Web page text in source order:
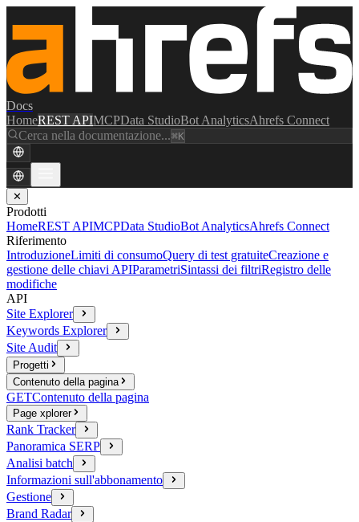
Docs
HomeREST APIMCPData StudioBot AnalyticsAhrefs Connect
Cerca nella documentazione...⌘K
✕
Prodotti
HomeREST APIMCPData StudioBot AnalyticsAhrefs Connect
Riferimento
IntroduzioneLimiti di consumoQuery di test gratuiteCreazione e
gestione delle chiavi APIParametriSintassi dei filtriRegistro delle
modifiche
API
Site Explorer
Keywords Explorer
Site Audit
Progetti
Contenuto della pagina
GETContenuto della pagina
Page xplorer
Rank Tracker
Panoramica SERP
Analisi batch
Informazioni sull'abbonamento
Gestione
Brand Radar